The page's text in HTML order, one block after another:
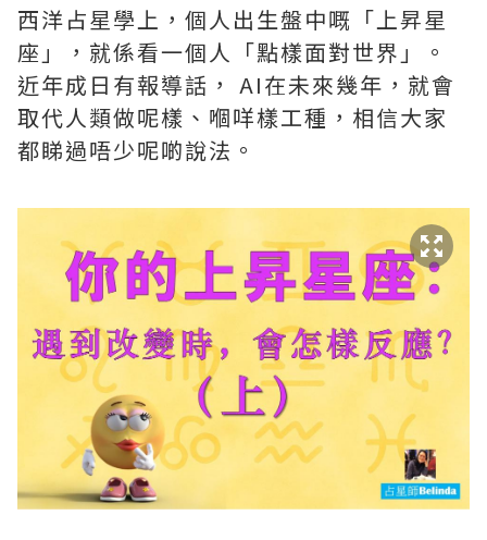
西洋占星學上，個人出生盤中嘅「上昇星
座」，就係看一個人「點樣面對世界」。
近年成日有報導話， AI在未來幾年，就會
取代人類做呢樣、嗰咩樣工種，相信大家
都睇過唔少呢啲說法。